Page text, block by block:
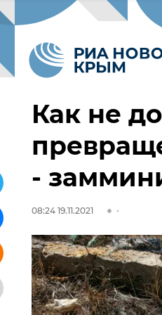
Как не
-
08:24 19.11.2021